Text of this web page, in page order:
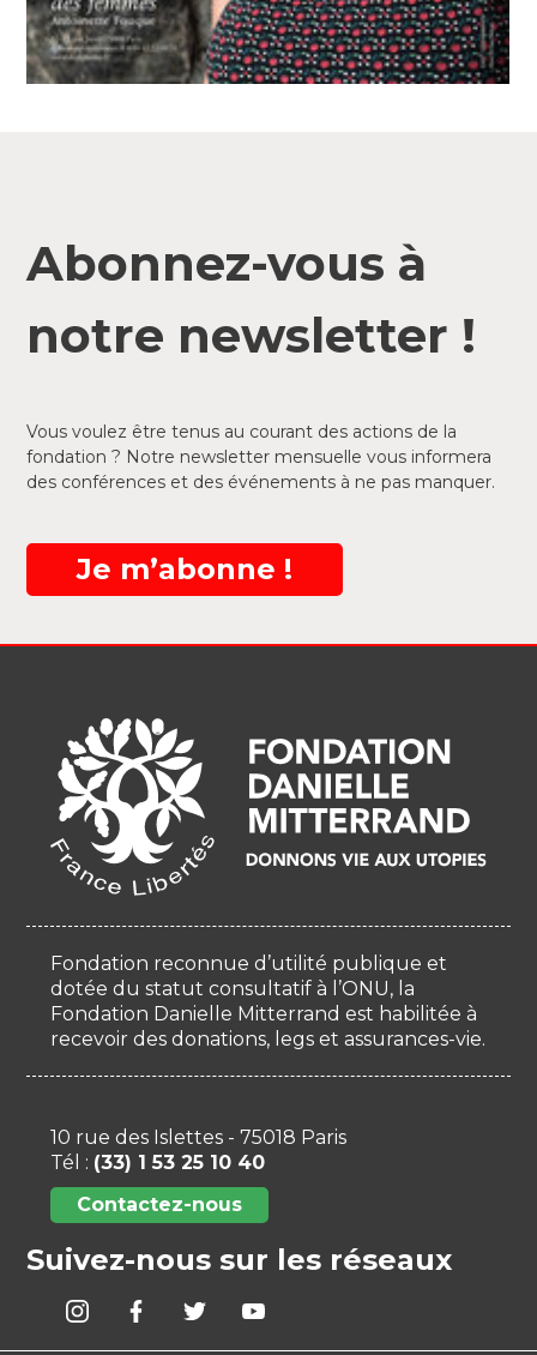
Abonnez-vous à
notre newsletter !
Vous voulez être tenus au courant des actions de la
fondation ? Notre newsletter mensuelle vous informera
des conférences et des événements à ne pas manquer.
Je m’abonne !
Fondation reconnue d’utilité publique et
dotée du statut consultatif à l’ONU, la
Fondation Danielle Mitterrand est habilitée à
recevoir des donations, legs et assurances-vie.
10 rue des Islettes - 75018 Paris
Tél : (33) 1 53 25 10 40
Contactez-nous
Suivez-nous sur les réseaux